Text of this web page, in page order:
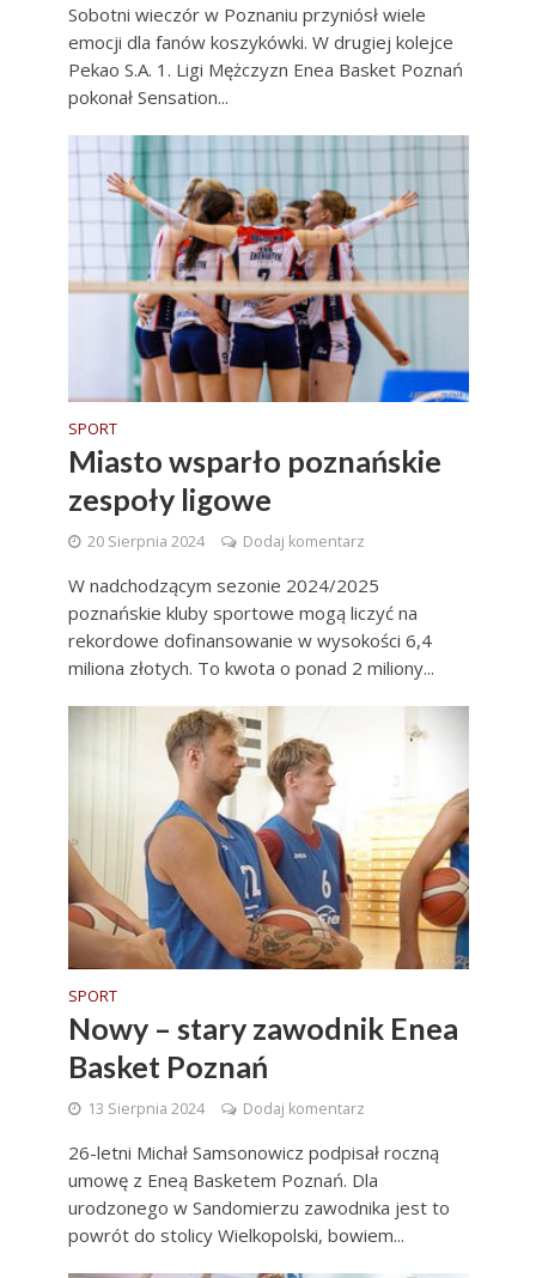
Sobotni wieczór w Poznaniu przyniósł wiele
emocji dla fanów koszykówki. W drugiej kolejce
Pekao S.A. 1. Ligi Mężczyzn Enea Basket Poznań
pokonał Sensation...
SPORT
Miasto wsparło poznańskie
zespoły ligowe
20 Sierpnia 2024 Dodaj komentarz
W nadchodzącym sezonie 2024/2025
poznańskie kluby sportowe mogą liczyć na
rekordowe dofinansowanie w wysokości 6,4
miliona złotych. To kwota o ponad 2 miliony...
SPORT
Nowy – stary zawodnik Enea
Basket Poznań
13 Sierpnia 2024 Dodaj komentarz
26-letni Michał Samsonowicz podpisał roczną
umowę z Eneą Basketem Poznań. Dla
urodzonego w Sandomierzu zawodnika jest to
powrót do stolicy Wielkopolski, bowiem...